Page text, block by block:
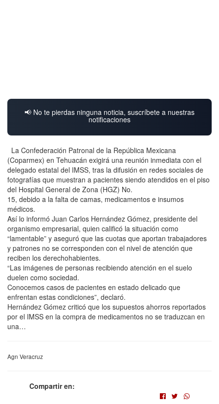
📢 No te pierdas ninguna noticia, suscríbete a nuestras
notificaciones
La Confederación Patronal de la República Mexicana
(Coparmex) en Tehuacán exigirá una reunión inmediata con el
delegado estatal del IMSS, tras la difusión en redes sociales de
fotografías que muestran a pacientes siendo atendidos en el piso
del Hospital General de Zona (HGZ) No.
15, debido a la falta de camas, medicamentos e insumos
médicos.
Así lo informó Juan Carlos Hernández Gómez, presidente del
organismo empresarial, quien calificó la situación como
“lamentable” y aseguró que las cuotas que aportan trabajadores
y patrones no se corresponden con el nivel de atención que
reciben los derechohabientes.
“Las imágenes de personas recibiendo atención en el suelo
duelen como sociedad.
Conocemos casos de pacientes en estado delicado que
enfrentan estas condiciones”, declaró.
Hernández Gómez criticó que los supuestos ahorros reportados
por el IMSS en la compra de medicamentos no se traduzcan en
una…
Agn Veracruz
Compartir en: